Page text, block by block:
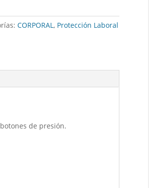
CORPORAL, Protección Laboral
de presión.